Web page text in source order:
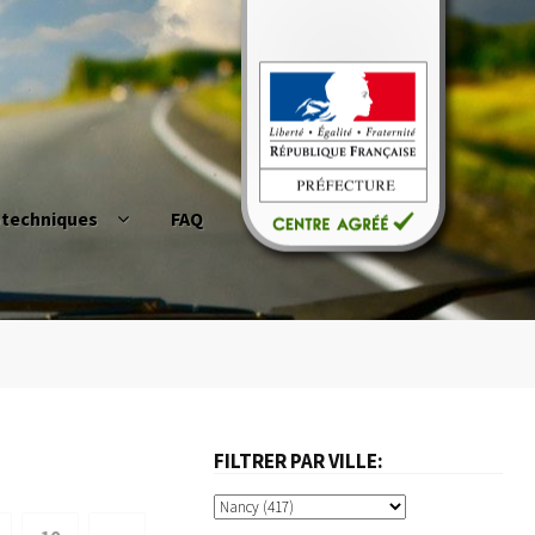
FAQ
Cerfa02 et permis de conduire
FILTRER PAR VILLE: